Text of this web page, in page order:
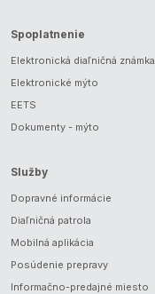
Spoplatnenie
Elektronická diaľničná známka
Elektronické mýto
EETS
Dokumenty - mýto
Služby
Dopravné informácie
Diaľničná patrola
Mobilná aplikácia
Posúdenie prepravy
Informačno-predajné miesto